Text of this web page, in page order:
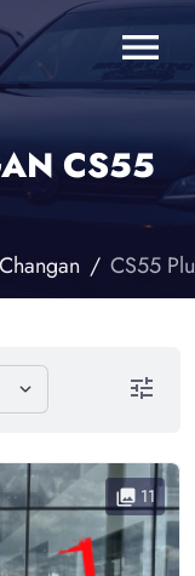
menu
CS55
Changan CS55
tune
collections 11